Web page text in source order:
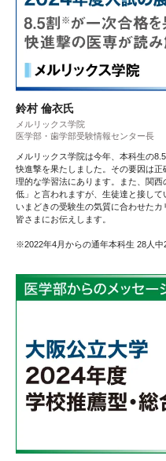
鈴村 倫衣氏
メルリックス学院
医学部・歯学部受験情報センター長
メルリックス学院は今年、本科生の
快進撃を果たしました。その要因は
理的な学習法にあります。また、関
低」と言われますが、生徒達と接して
いまどきの受験生の気質に合わせた
皆さまにお伝えします。
※2022年4月からの通年本科生 28人中